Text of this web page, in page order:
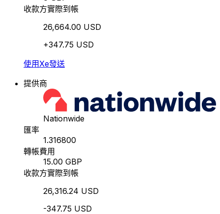
收款方實際到帳
26,664.00 USD
+347.75 USD
使用Xe發送
提供商
Nationwide
匯率
1.316800
轉帳費用
15.00 GBP
收款方實際到帳
26,316.24 USD
-347.75 USD